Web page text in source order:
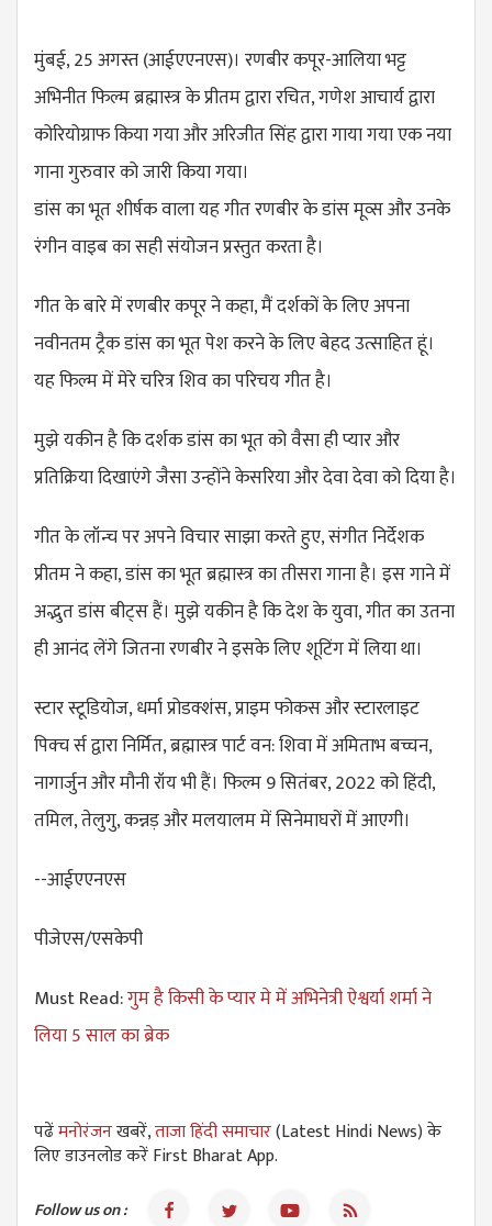
मुंबई, 25 अगस्त (आईएएनएस)। रणबीर कपूर-आलिया भट्ट
अभिनीत फिल्म ब्रह्मास्त्र के प्रीतम द्वारा रचित, गणेश आचार्य द्वारा
कोरियोग्राफ किया गया और अरिजीत सिंह द्वारा गाया गया एक नया
गाना गुरुवार को जारी किया गया।
डांस का भूत शीर्षक वाला यह गीत रणबीर के डांस मूव्स और उनके
रंगीन वाइब का सही संयोजन प्रस्तुत करता है।
गीत के बारे में रणबीर कपूर ने कहा, मैं दर्शकों के लिए अपना
नवीनतम ट्रैक डांस का भूत पेश करने के लिए बेहद उत्साहित हूं।
यह फिल्म में मेरे चरित्र शिव का परिचय गीत है।
मुझे यकीन है कि दर्शक डांस का भूत को वैसा ही प्यार और
प्रतिक्रिया दिखाएंगे जैसा उन्होंने केसरिया और देवा देवा को दिया है।
गीत के लॉन्च पर अपने विचार साझा करते हुए, संगीत निर्देशक
प्रीतम ने कहा, डांस का भूत ब्रह्मास्त्र का तीसरा गाना है। इस गाने में
अद्भुत डांस बीट्स हैं। मुझे यकीन है कि देश के युवा, गीत का उतना
ही आनंद लेंगे जितना रणबीर ने इसके लिए शूटिंग में लिया था।
स्टार स्टूडियोज, धर्मा प्रोडक्शंस, प्राइम फोकस और स्टारलाइट
पिक्च र्स द्वारा निर्मित, ब्रह्मास्त्र पार्ट वन: शिवा में अमिताभ बच्चन,
नागार्जुन और मौनी रॉय भी हैं। फिल्म 9 सितंबर, 2022 को हिंदी,
तमिल, तेलुगु, कन्नड़ और मलयालम में सिनेमाघरों में आएगी।
--आईएएनएस
पीजेएस/एसकेपी
Must Read:गुम है किसी के प्यार मे में अभिनेत्री ऐश्वर्या शर्मा ने
लिया 5 साल का ब्रेक
पढेंमनोरंजनखबरें,ताजा हिंदी समाचार(Latest Hindi News) के
लिए डाउनलोड करें First Bharat App.
Follow us on :